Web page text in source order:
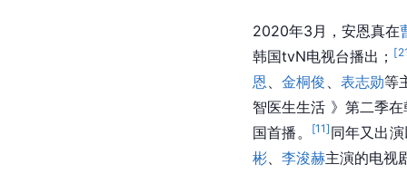
2020年3月，安恩真在
韩国tvN电视台播出； [
恩、金桐俊 、 表志勋等
智医生生活 》第二季
国首播。
[11] 同年又出
彬、 李浚赫主演的电视